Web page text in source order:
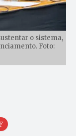
o sistema,
Foto: